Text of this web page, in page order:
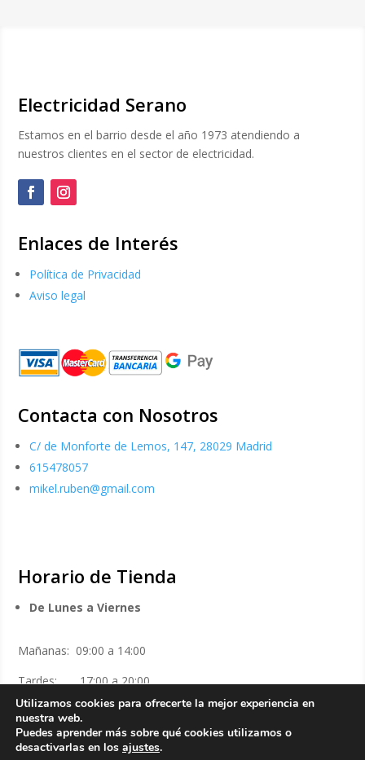
Electricidad Serano
Estamos en el barrio desde el año 1973 atendiendo a
nuestros clientes en el sector de electricidad.
Enlaces de Interés
Política de Privacidad
Aviso legal
Contacta con Nosotros
C/ de Monforte de Lemos, 147, 28029 Madrid
615478057
mikel.ruben@gmail.com
Horario de Tienda
De Lunes a Viernes
Mañanas: 09:00 a 14:00
Tardes: 17:00 a 20:00
Sábados
Mañanas: 10:00 a 14:00
Utilizamos cookies para ofrecerte la mejor experiencia en
nuestra web.
Puedes aprender más sobre qué cookies utilizamos o
desactivarlas en los ajustes.